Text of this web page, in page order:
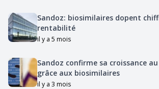
Sandoz: biosimilaires dopent
rentabilité
il y a 5 mois
Sandoz confirme sa croissance
grâce aux biosimilaires
il y a 3 mois